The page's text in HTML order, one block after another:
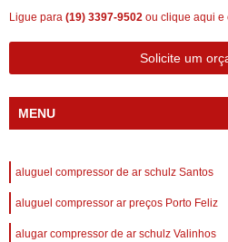
Ligue para (19) 3397-9502 ou clique aqui e
Solicite um
MENU
aluguel compressor de ar schulz Santos
aluguel compressor ar preços Porto Feliz
alugar compressor de ar schulz Valinhos